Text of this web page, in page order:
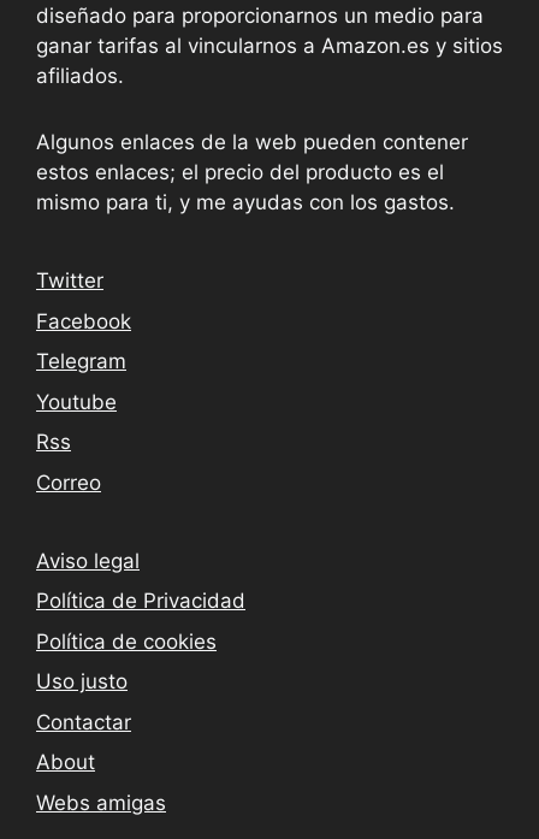
diseñado para proporcionarnos un medio para
ganar tarifas al vincularnos a Amazon.es y sitios
afiliados.
Algunos enlaces de la web pueden contener
estos enlaces; el precio del producto es el
mismo para ti, y me ayudas con los gastos.
Twitter
Facebook
Telegram
Youtube
Rss
Correo
Aviso legal
Política de Privacidad
Política de cookies
Uso justo
Contactar
About
Webs amigas